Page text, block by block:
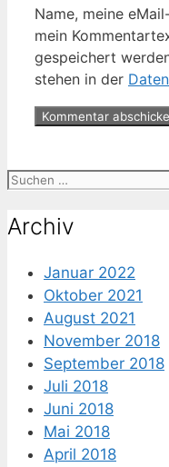
Name, meine
mein
gespeichert
stehen in der
Suche
Archiv
Januar 2022
Oktober 2021
August 2021
November 2018
September 2018
Juli 2018
Juni 2018
Mai 2018
April 2018